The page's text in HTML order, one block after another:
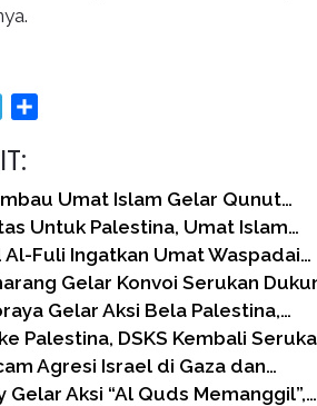
Telegram
Umat Islam Gelar Qunut…
Untuk Palestina, Umat Islam…
Al-Fuli Ingatkan Umat Waspadai…
Gelar Konvoi Serukan
Gelar Aksi Bela Palestina,…
Palestina, DSKS Kembali
Agresi Israel di Gaza dan…
Gelar Aksi “Al Quds Memanggil”,…